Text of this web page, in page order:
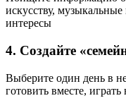
искусству,
интересы
4. Создайте
Выберите один день в
готовить вместе,